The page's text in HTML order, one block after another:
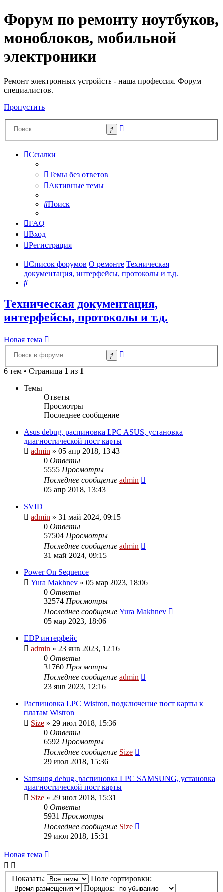
Регистрация
Форум по ремонту ноутбуков,
моноблоков, мобильной
электроники
Ремонт электронных устройств - наша профессия. Форум
специалистов.
Пропустить
Поиск
Ссылки
Темы без ответов
Активные темы
Поиск
FAQ
Вход
Регистрация
Список форумов О ремонте Техническая
документация, интерфейсы, протоколы и т.д.
Поиск
Техническая документация,
интерфейсы, протоколы и т.д.
Новая
тема
Новая тема
Поиск
6 тем • Страница 1 из 1
Темы
Ответы
Просмотры
Последнее сообщение
Asus debug, распиновка LPC ASUS, установка
диагностической пост карты
admin » 05 апр 2018, 13:43
0 Ответы
5555 Просмотры
Последнее сообщение admin
05 апр 2018, 13:43
SVID
admin » 31 май 2024, 09:15
0 Ответы
57504 Просмотры
Последнее сообщение admin
31 май 2024, 09:15
Power On Sequence
Yura Makhnev » 05 мар 2023, 18:06
0 Ответы
32574 Просмотры
Последнее сообщение Yura Makhnev
05 мар 2023, 18:06
EDP интерфейс
admin » 23 янв 2023, 12:16
0 Ответы
31760 Просмотры
Последнее сообщение admin
23 янв 2023, 12:16
Распиновка LPC Wistron, подключение пост карты к
платам Wistron
Size » 29 июл 2018, 15:36
0 Ответы
6592 Просмотры
Последнее сообщение Size
29 июл 2018, 15:36
Samsung debug, распиновка LPC SAMSUNG, установка
диагностической пост карты
Size » 29 июл 2018, 15:31
0 Ответы
5931 Просмотры
Последнее сообщение Size
29 июл 2018, 15:31
Новая
тема
Новая тема
Показать:
Поле сортировки:
Порядок: